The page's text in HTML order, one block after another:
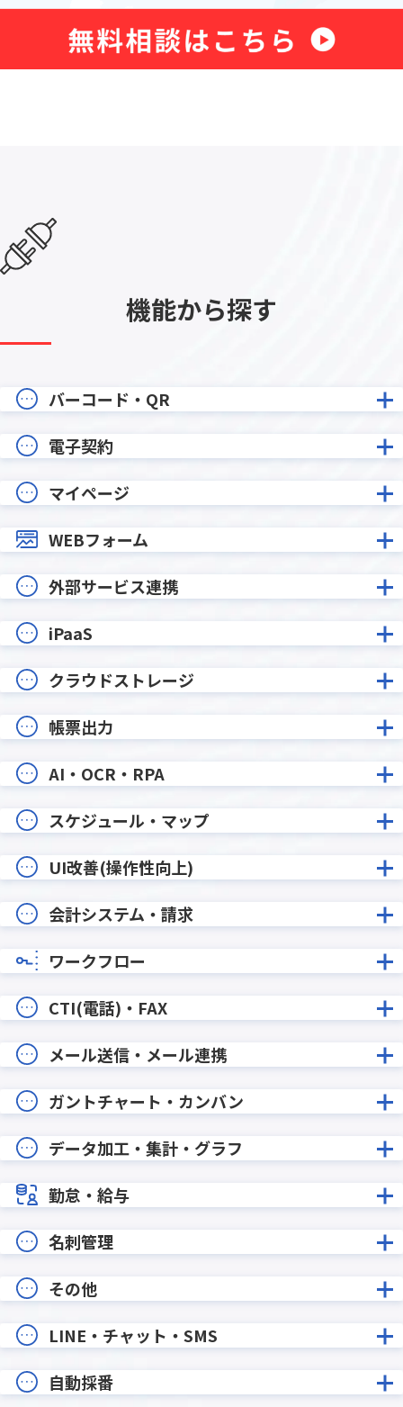
機能から探す
バーコード・QR
電子契約
マイページ
WEBフォーム
外部サービス連携
iPaaS
クラウドストレージ
帳票出力
AI・OCR・RPA
スケジュール・マップ
UI改善(操作性向上)
会計システム・請求
ワークフロー
CTI(電話)・FAX
メール送信・メール連携
ガントチャート・カンバン
データ加工・集計・グラフ
勤怠・給与
名刺管理
その他
LINE・チャット・SMS
自動採番